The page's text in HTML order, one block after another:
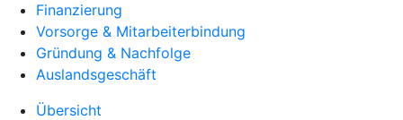
Finanzierung
Vorsorge & Mitarbeiterbindung
Gründung & Nachfolge
Auslandsgeschäft
Übersicht